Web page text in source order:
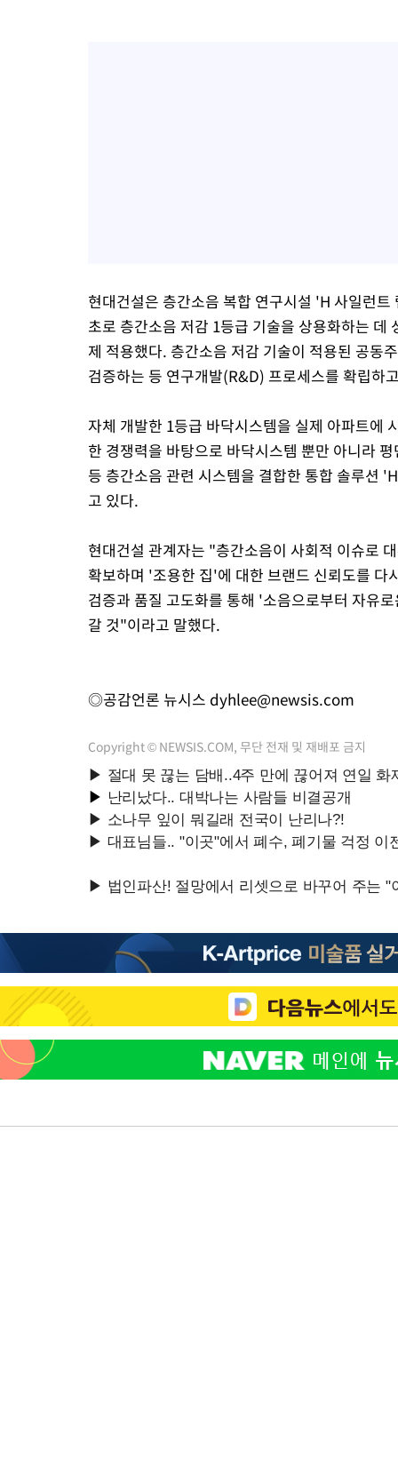
현대건설은 층간소음 복합 연구시설 'H 사일런
초로 층간소음 저감 1등급 기술을 상용화하는
제 적용했다. 층간소음 저감 기술이 적용된 공동
검증하는 등 연구개발(R&D) 프로세스를 확립하
자체 개발한 1등급 바닥시스템을 실제 아파트에
한 경쟁력을 바탕으로 바닥시스템 뿐만 아니라
등 층간소음 관련 시스템을 결합한 통합 솔루션
고 있다.
현대건설 관계자는 "층간소음이 사회적 이슈로
확보하며 '조용한 집'에 대한 브랜드 신뢰도를
검증과 품질 고도화를 통해 '소음으로부터 자유
갈 것"이라고 말했다.
◎공감언론 뉴시스 dyhlee@newsis.com
Copyright © NEWSIS.COM, 무단 전재 및 재배포 금지